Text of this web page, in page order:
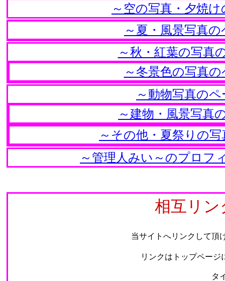
～空の写真・夕焼
～夏・風景写真
～秋・紅葉の写真
～冬景色の写真
～動物写真の
～建物・風景写真
～その他・夏祭りの
～管理人みい～のプロフ
相互リンク
当サイトへリンクして頂ける方は、
リンクはトップページにして頂き
タイトル名：☆写真素